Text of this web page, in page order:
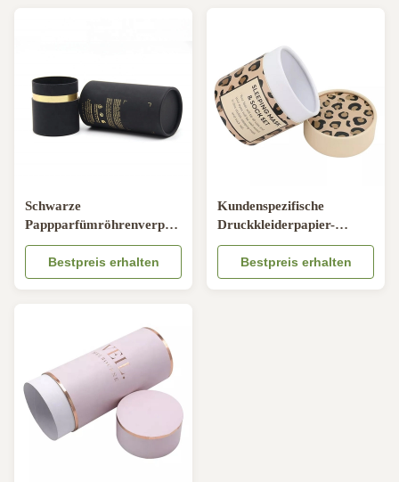
Schwarze
Pappparfümröhrenverpackung
Bronzierender runder
Behälter für kosmetische
Flaschen
Bestpreis erhalten
Kundenspezifische
Druckkleiderpapier-
Röhrenverpackung, trifft
Pappröhre-Behälter hart
Bestpreis erhalten